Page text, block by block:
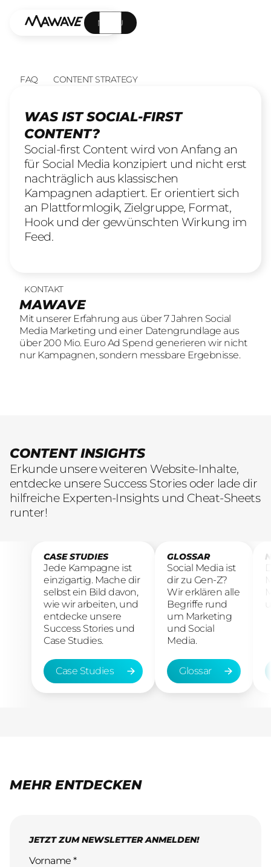
MENÜ
FAQ CONTENT STRATEGY
WAS IST SOCIAL-FIRST
CONTENT?
Social-first Content wird von Anfang an
für Social Media konzipiert und nicht erst
nachträglich aus klassischen
Kampagnen adaptiert. Er orientiert sich
an Plattformlogik, Zielgruppe, Format,
Hook und der gewünschten Wirkung im
Feed.
KONTAKT
MAWAVE
Mit unserer Erfahrung aus über 7 Jahren Social
Media Marketing und einer Datengrundlage aus
über 200 Mio. Euro Ad Spend generieren wir nicht
nur Kampagnen, sondern messbare Ergebnisse.
UNSERE LEISTUNGEN
SOCIAL LEAD AGENTUR
Mit unserer Erfahrung aus über 7 Jahren Social
Media Marketing und einer Datengrundlage aus
über 200 Mio. Euro Ad Spend generieren wir nicht
nur Kampagnen, sondern messbare Ergebnisse.
23 offene Stellen
KOMM INS TEAM
Wir sind auf der Suche nach motivierten und
engagierten Menschen, die mit kreativen Ideen
und LeidenschaftConsumer Brands auf Social
übersetzen.
CONTENT INSIGHTS
Erkunde unsere weiteren Website-Inhalte,
entdecke unsere Success Stories oder lade dir
hilfreiche Experten-Insights und Cheat-Sheets
runter!
CASE STUDIES
Jede Kampagne ist
einzigartig. Mache dir
selbst ein Bild davon,
wie wir arbeiten, und
entdecke unsere
Success Stories und
Case Studies.
Case Studies
Case Studies
GLOSSAR
Social Media ist
dir zu Gen-Z?
Wir erklären alle
Begriffe rund
um Marketing
und Social
Media.
Glossar
Glossar
MEHR ENTDECKEN
JETZT ZUM NEWSLETTER ANMELDEN!
Vorname *